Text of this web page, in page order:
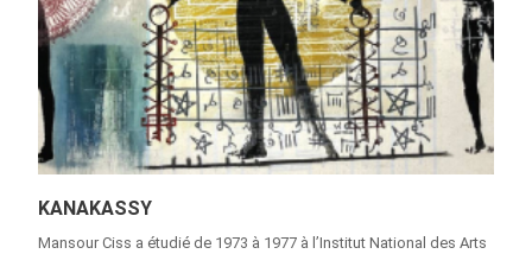
KANAKASSY
Mansour Ciss a étudié de 1973 à 1977 à l’Institut National des Arts